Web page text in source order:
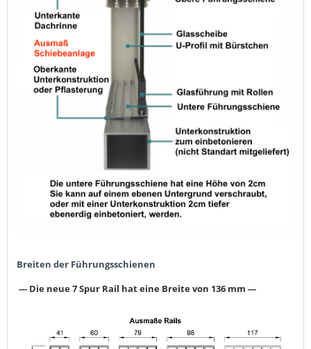
Breiten der Führungsschienen
--- Die neue 7 Spur Rail hat eine Breite von 136 mm ---